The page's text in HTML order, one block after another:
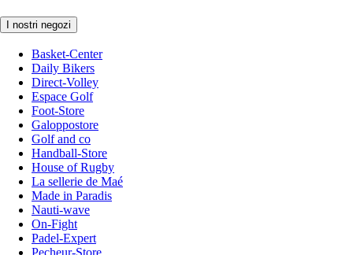
I nostri negozi
Basket-Center
Daily Bikers
Direct-Volley
Espace Golf
Foot-Store
Galoppostore
Golf and co
Handball-Store
House of Rugby
La sellerie de Maé
Made in Paradis
Nauti-wave
On-Fight
Padel-Expert